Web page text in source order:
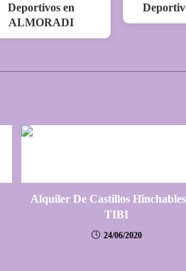
Deportivos en
ALMORADI
Alquiler De Castillos
TIBI
24/06/2020